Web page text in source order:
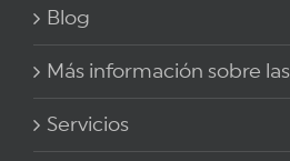
Blog
Más información sobre
Servicios